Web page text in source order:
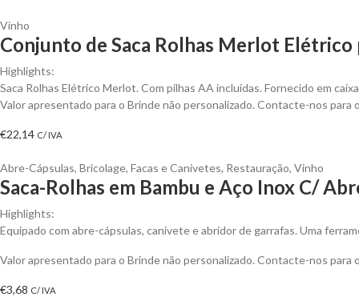
Vinho
Conjunto de Saca Rolhas Merlot Elétrico
Highlights:
Saca Rolhas Elétrico Merlot. Com pilhas AA incluídas. Fornecido em
Valor apresentado para o Brinde não personalizado. Contacte-nos
€22,14 C/ IVA
Abre-Cápsulas, Bricolage, Facas e Canivetes, Restauração, Vinho
Saca-Rolhas em Bambu e Aço Inox C/
Highlights:
Equipado com abre-cápsulas, canivete e abridor de garrafas. Uma
Valor apresentado para o Brinde não personalizado. Contacte-nos
€3,68 C/ IVA